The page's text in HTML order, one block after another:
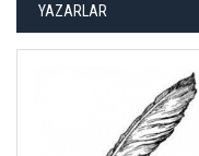
YAZARLAR